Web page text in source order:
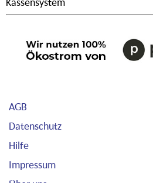
AGB
Datenschutz
Hilfe
Impressum